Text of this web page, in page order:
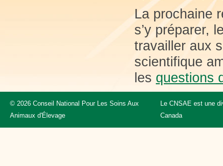
La prochaine
s’y préparer,
travailler aux
scientifique
les questions
© 2026 Conseil National Pour Les Soins Aux
Animaux d'Élevage
Le CNSAE est une
Canada